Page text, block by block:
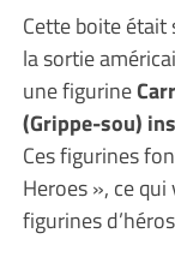
Cette boite
la sortie
une figurine
(Grippe-sou)
Ces figurines
Heroes », ce
figurines